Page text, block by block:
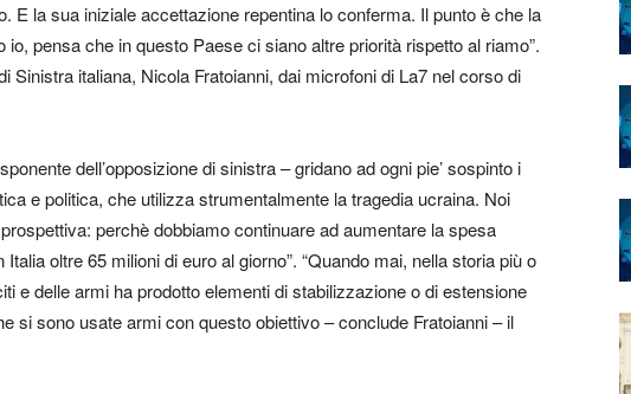
E la sua iniziale accettazione repentina lo conferma. Il punto è che la
io, pensa che in questo Paese ci siano altre priorità rispetto al riamo”.
Sinistra italiana, Nicola Fratoianni, dai microfoni di La7 nel corso di
dell’opposizione di sinistra – gridano ad ogni pie’ sospinto i
e politica, che utilizza strumentalmente la tragedia ucraina. Noi
perchè dobbiamo continuare ad aumentare la spesa
oltre 65 milioni di euro al giorno”. “Quando mai, nella storia più o
e delle armi ha prodotto elementi di stabilizzazione o di estensione
si sono usate armi con questo obiettivo – conclude Fratoianni – il